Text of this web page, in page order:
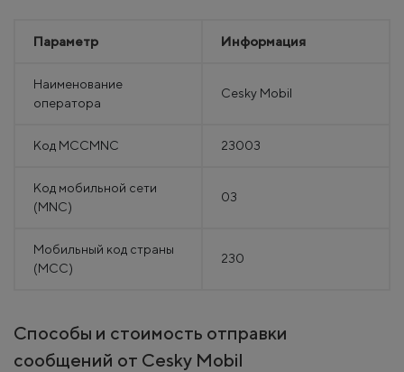
Параметр Информация
Наименование
оператора
Cesky Mobil
Код MCCMNC 23003
Код мобильной сети
(MNC)
03
Мобильный код страны
(MCC)
230
Способы и стоимость отправки
сообщений от Cesky Mobil